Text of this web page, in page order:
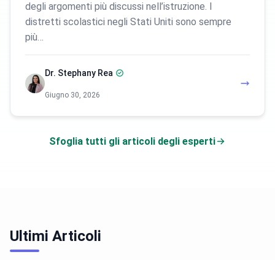
degli argomenti più discussi nell’istruzione. I
distretti scolastici negli Stati Uniti sono sempre
più…
Dr. Stephany Rea
Giugno 30, 2026
Sfoglia tutti gli articoli degli esperti
Ultimi Articoli